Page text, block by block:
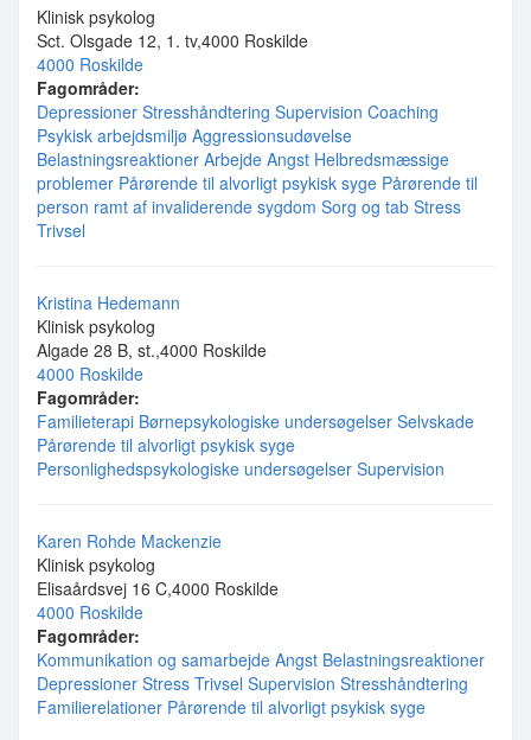
Klinisk psykolog
Sct. Olsgade 12, 1. tv,4000 Roskilde
4000 Roskilde
Fagområder:
Depressioner Stresshåndtering Supervision Coaching
Psykisk arbejdsmiljø Aggressionsudøvelse
Belastningsreaktioner Arbejde Angst Helbredsmæssige
problemer Pårørende til alvorligt psykisk syge Pårørende til
person ramt af invaliderende sygdom Sorg og tab Stress
Trivsel
Kristina Hedemann
Klinisk psykolog
Algade 28 B, st.,4000 Roskilde
4000 Roskilde
Fagområder:
Familieterapi Børnepsykologiske undersøgelser Selvskade
Pårørende til alvorligt psykisk syge
Personlighedspsykologiske undersøgelser Supervision
Karen Rohde Mackenzie
Klinisk psykolog
Elisaårdsvej 16 C,4000 Roskilde
4000 Roskilde
Fagområder:
Kommunikation og samarbejde Angst Belastningsreaktioner
Depressioner Stress Trivsel Supervision Stresshåndtering
Familierelationer Pårørende til alvorligt psykisk syge